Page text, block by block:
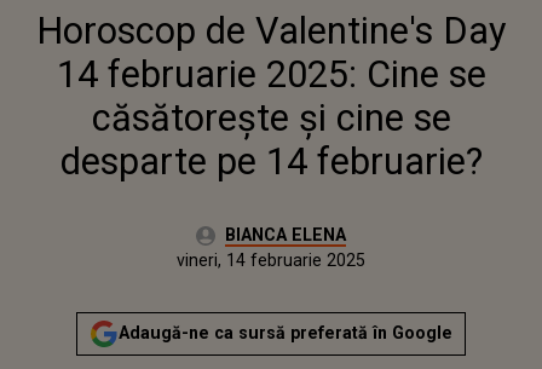
14 FEBRUARIE 2025: CINE SE
CĂSĂTOREȘTE ȘI CINE SE
DESPARTE PE 14 FEBRUARIE?
Horoscop de Valentine's Day
14 februarie 2025: Cine se
căsătorește și cine se
desparte pe 14 februarie?
Autor:BIANCA ELENA
vineri, 14 februarie 2025Actualizat:
vineri, 14 februarie 2025
Adaugă-ne ca sursă preferată în Google